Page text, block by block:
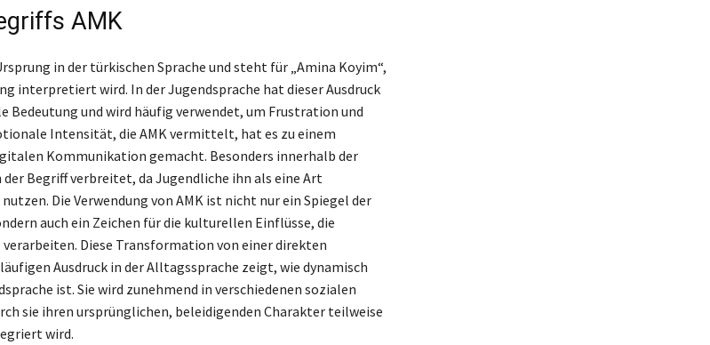
AMK
in der türkischen Sprache und steht für „Amina Koyim“,
interpretiert wird. In der Jugendsprache hat dieser Ausdruck
Bedeutung und wird häufig verwendet, um Frustration und
Intensität, die AMK vermittelt, hat es zu einem
Kommunikation gemacht. Besonders innerhalb der
Begriff verbreitet, da Jugendliche ihn als eine Art
Die Verwendung von AMK ist nicht nur ein Spiegel der
auch ein Zeichen für die kulturellen Einflüsse, die
Diese Transformation von einer direkten
Ausdruck in der Alltagssprache zeigt, wie dynamisch
ist. Sie wird zunehmend in verschiedenen sozialen
sie ihren ursprünglichen, beleidigenden Charakter teilweise
wird.